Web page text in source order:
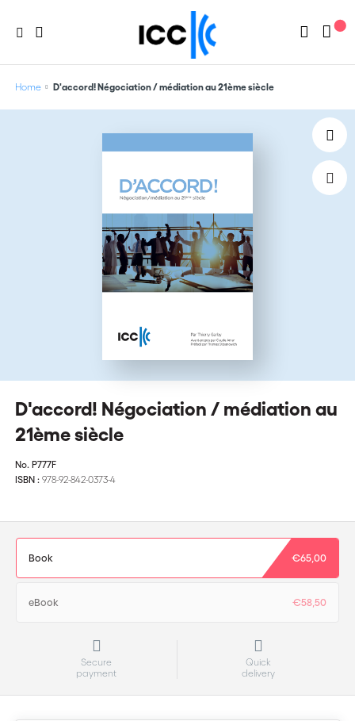
Home D'accord! Négociation / médiation au 21ème siècle
D'accord! Négociation / médiation au
21ème siècle
No. P777F
ISBN : 978-92-842-0373-4
Book €65,00
eBook €58,50
Secure
payment
Quick
delivery